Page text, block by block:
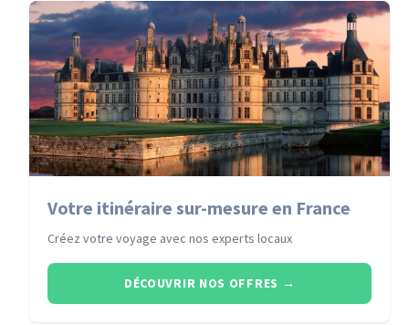
Votre itinéraire sur-mesure en France
Créez votre voyage avec nos experts locaux
DÉCOUVRIR NOS OFFRES →